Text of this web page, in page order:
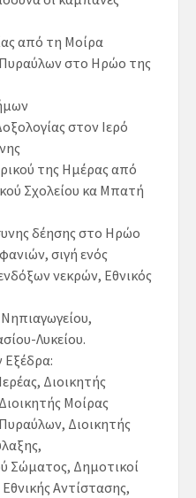
από τη Μοίρα
στο Ηρώο της
στον Ιερό
της Ημέρας από
Σχολείου κα Μπατή
δέησης στο Ηρώο
σιγή ενός
νεκρών, Εθνικός
Λυκείου.
Διοικητής
Μοίρας
Διοικητής
Σώματος, Δημοτικοί
Αντίστασης,